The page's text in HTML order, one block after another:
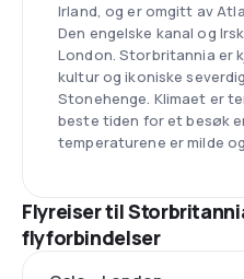
Irland, og er omgitt av
Den engelske kanal og
London. Storbritannia er
kultur og ikoniske
Stonehenge. Klimaet er
beste tiden for et besøk
temperaturene er milde
Flyreiser til
flyforbindelser